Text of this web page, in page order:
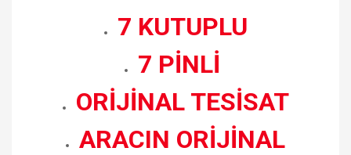
7 KUTUPLU
7 PİNLİ
ORİJİNAL TESİSAT
ARACIN ORİJİNAL